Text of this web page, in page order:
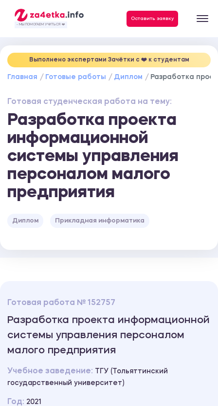
- МЫ ПОМОГАЕМ УЧИТЬСЯ ❤️
Оставить заявку
Выполнено экспертами Зачётки c ❤️ к студентам
Главная Готовые работы Диплом Разработка
Готовая студенческая работа на тему:
Разработка проекта
информационной
системы управления
персоналом малого
предприятия
Диплом Прикладная информатика
Готовая работа № 152757
Разработка проекта информационной
системы управления персоналом
малого предприятия
Учебное заведение:
ТГУ (Тольяттинский
государственный университет)
Год: 2021